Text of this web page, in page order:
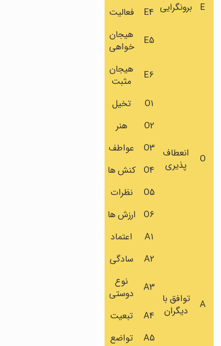
E برونگرایی E4
فعالیت
E5
هیجان
خواهی
E6
هیجان
مثبت
O
انعطاف
پذیری
O1
تخیل
O2
هنر
O3
عواطف
O4
کنش ها
O5
نظرات
O6
ارزش ها
A
توافق با
دیگران
A1
اعتماد
A2
سادگی
A3
نوع
دوستی
A4
تبعیت
A5
تواضع